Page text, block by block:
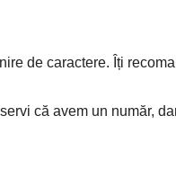
de caractere. Îți
că avem un număr,